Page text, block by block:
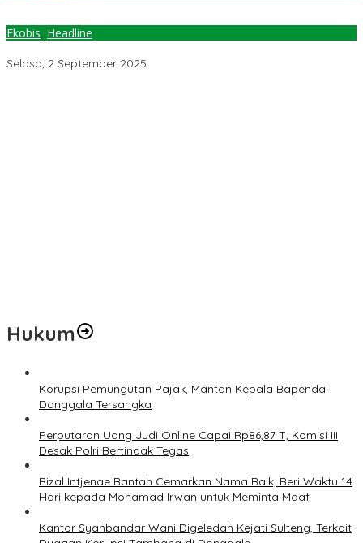
Ekobis, Headline
Selasa, 2 September 2025
Hukum
Korupsi Pemungutan Pajak, Mantan Kepala Bapenda
Donggala Tersangka
Perputaran Uang Judi Online Capai Rp86,87 T, Komisi III
Desak Polri Bertindak Tegas
Rizal Intjenae Bantah Cemarkan Nama Baik, Beri Waktu 14
Hari kepada Mohamad Irwan untuk Meminta Maaf
Kantor Syahbandar Wani Digeledah Kejati Sulteng, Terkait